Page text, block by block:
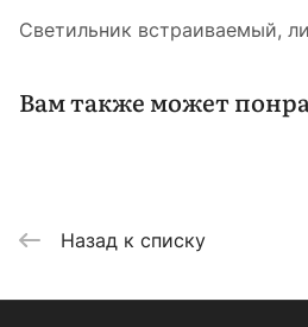
Светильник встраиваемый,
Вам также может
Назад к списку